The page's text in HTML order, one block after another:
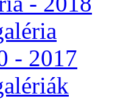
- 2017